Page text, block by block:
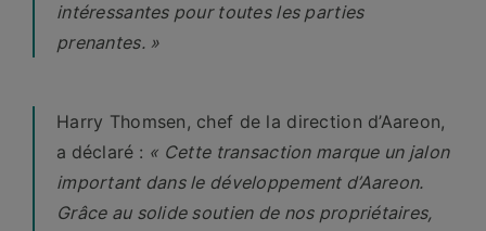
intéressantes pour toutes les parties
prenantes. »
Harry Thomsen, chef de la direction d’Aareon,
a déclaré : « Cette transaction marque un jalon
important dans le développement d’Aareon.
Grâce au solide soutien de nos propriétaires,